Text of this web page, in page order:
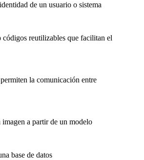
de un usuario o sistema
códigos reutilizables que facilitan el
la comunicación entre
imagen a partir de un modelo
base de datos